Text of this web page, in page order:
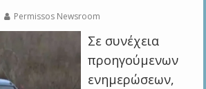
Permissos Newsroom
Σε συνέχεια
προηγούμενων
ενημερώσεων,